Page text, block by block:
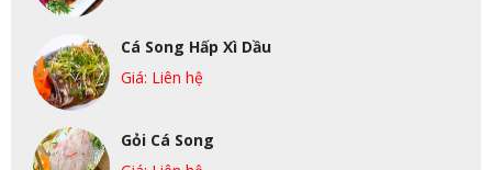
Cá Song Hấp Xì Dầu
Giá: Liên hệ
Gỏi Cá Song